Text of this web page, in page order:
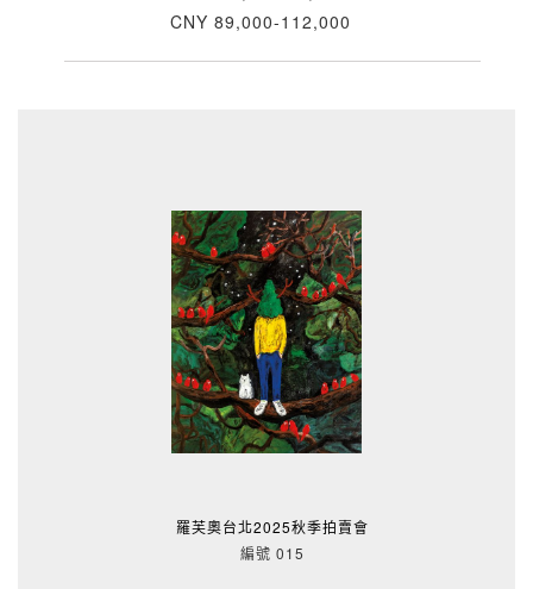
CNY 89,000-112,000
羅芙奧台北2025秋季拍賣會
編號 015